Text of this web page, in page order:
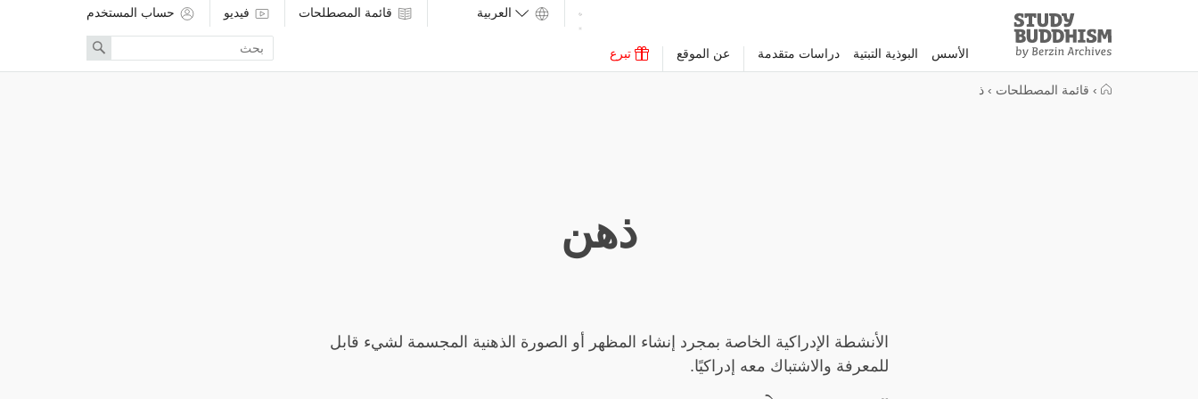
Study
Buddhism
Home
الأسس البوذية التبتية دراسات متقدمة عن الموقع تبرع
قائمة المصطلحات فيديو حساب المستخدم
search
term
Search
› قائمة المصطلحات › ذ
ذهن
الأنشطة الإدراكية الخاصة بمجرد إنشاء المظهر أو الصورة الذهنية المجسمة لشيء قابل
للمعرفة والاشتباك معه إدراكيًا.